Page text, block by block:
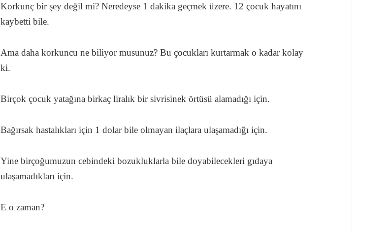
Korkunç bir şey değil mi? Neredeyse 1 dakika geçmek üzere. 12 çocuk hayatını
kaybetti bile.
Ama daha korkuncu ne biliyor musunuz? Bu çocukları kurtarmak o kadar kolay
ki.
Birçok çocuk yatağına birkaç liralık bir sivrisinek örtüsü alamadığı için.
Bağırsak hastalıkları için 1 dolar bile olmayan ilaçlara ulaşamadığı için.
Yine birçoğumuzun cebindeki bozukluklarla bile doyabilecekleri gıdaya
ulaşamadıkları için.
E o zaman?